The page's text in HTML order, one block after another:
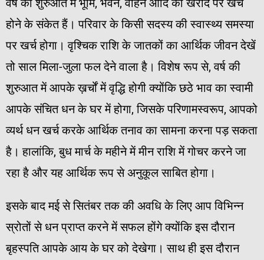
वर्ष की शुरुआत में भूमि, भवन, वाहन आदि की खरीद पर खर्च
होने के संकेत हैं। परिवार के किसी सदस्य की स्वास्थ्य समस्या
पर खर्च होगा। वृश्चिक राशि के जातकों का आर्थिक जीवन देखें
तो साल मिला-जुला फल देने वाला है। विशेष रूप से, वर्ष की
शुरुआत में आपके ख़र्चों में वृद्धि होगी क्योंकि छठे भाव का स्वामी
आपके संचित धन के घर में होगा, जिसके परिणामस्वरूप, आपको
व्यर्थ धन खर्च करके आर्थिक तनाव का सामना करना पड़ सकता
है। हालांकि, बुध मार्च के महीने में मीन राशि में गोचर करने जा
रहा है और यह आर्थिक रूप से अनुकूल साबित होगा।
इसके बाद मई से सितंबर तक की अवधि के लिए आप विभिन्न
स्रोतों से धन प्राप्त करने में सफल होंगे क्योंकि इस दौरान
बृहस्पति आपके आय के घर को देखेगा। साथ ही इस दौरान